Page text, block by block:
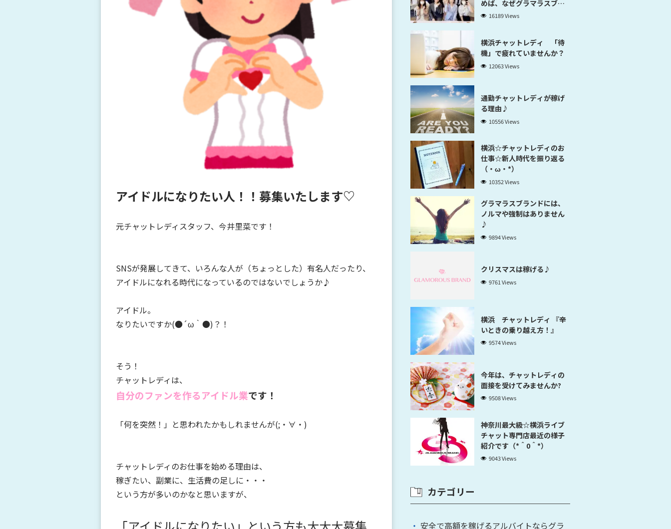
アイドルになりたい人！！募集いたします♡
元チャットレディスタッフ、今井里菜です！
SNSが発展してきて、いろんな人が（ちょっとした）有名人だったり、
アイドルになれる時代になっているのではないでしょうか♪
アイドル。
なりたいですか(●´ω｀●)？！
そう！
チャットレディは、
自分のファンを作るアイドル業です！
「何を突然！」と思われたかもしれませんが(;・∀・)
チャットレディのお仕事を始める理由は、
稼ぎたい、副業に、生活費の足しに・・・
という方が多いのかなと思いますが、
めば、なぜグラマラスブラ
ンド横浜だと稼げるのかが
16189 Views
横浜チャットレディ 「待
機」で疲れていませんか？
12063 Views
通勤チャットレディが稼げ
る理由♪
10556 Views
横浜☆チャットレディのお
仕事☆新人時代を振り返る
（・ω・*）
10352 Views
グラマラスブランドには、
ノルマや強制はありません
♪
9894 Views
クリスマスは稼げる♪
9761 Views
横浜 チャットレディ 『辛
いときの乗り越え方！』
9574 Views
今年は、チャットレディの
面接を受けてみませんか?
9508 Views
神奈川最大級☆横浜ライブ
チャット専門店最近の様子
紹介です（*＾0＾*）
9043 Views
カテゴリー
安全で高額を稼げるアルバイトならグラ